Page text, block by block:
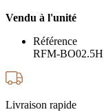
Vendu à l'unité
Référence
RFM-BO02.5H
Livraison rapide